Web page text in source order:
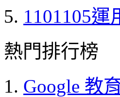
1101105
熱門排行榜
Google 教